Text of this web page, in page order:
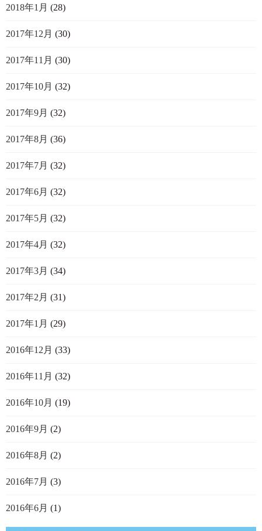
2018年1月 (28)
2017年12月 (30)
2017年11月 (30)
2017年10月 (32)
2017年9月 (32)
2017年8月 (36)
2017年7月 (32)
2017年6月 (32)
2017年5月 (32)
2017年4月 (32)
2017年3月 (34)
2017年2月 (31)
2017年1月 (29)
2016年12月 (33)
2016年11月 (32)
2016年10月 (19)
2016年9月 (2)
2016年8月 (2)
2016年7月 (3)
2016年6月 (1)